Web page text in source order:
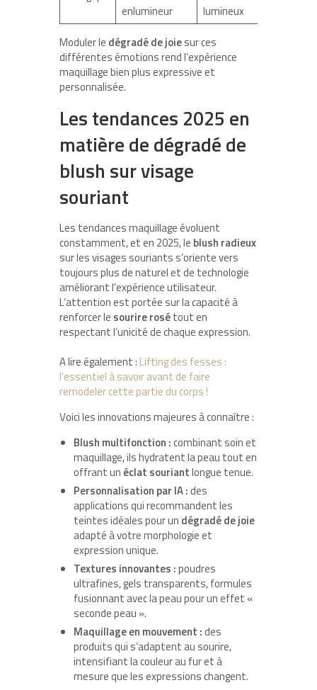
enlumineur
lumineux
Moduler le dégradé de joiesur ces
différentes émotions rend l’expérience
maquillage bien plus expressive et
personnalisée.
Les tendances 2025 en
matière de dégradé de
blush sur visage
souriant
Les tendances maquillage évoluent
constamment, et en 2025, le blush radieux
sur les visages souriants s’oriente vers
toujours plus de naturel et de technologie
améliorant l’expérience utilisateur.
L’attention est portée sur la capacité à
renforcer le sourire rosétout en
respectant l’unicité de chaque expression.
A lire également : Lifting des fesses :
l’essentiel à savoir avant de faire
remodeler cette partie du corps !
Voici les innovations majeures à connaître :
Blush multifonction :combinant soin et
maquillage, ils hydratent la peau tout en
offrant un éclat souriantlongue tenue.
Personnalisation par IA :des
applications qui recommandent les
teintes idéales pour un dégradé de joie
adapté à votre morphologie et
expression unique.
Textures innovantes :poudres
ultrafines, gels transparents, formules
fusionnant avec la peau pour un effet «
seconde peau ».
Maquillage en mouvement :des
produits qui s’adaptent au sourire,
intensifiant la couleur au fur et à
mesure que les expressions changent.